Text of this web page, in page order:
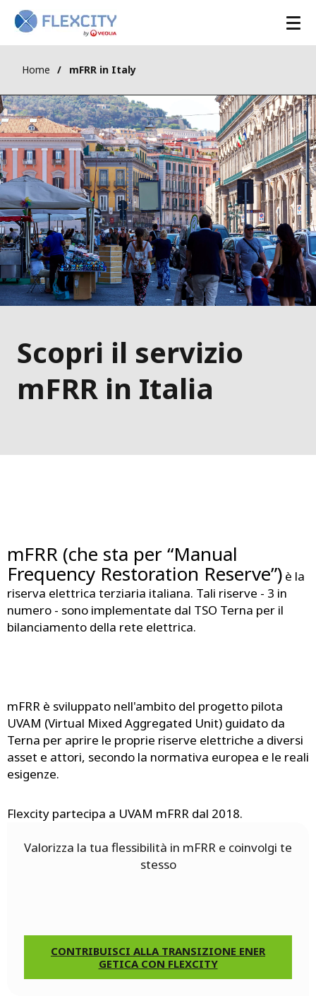
Home mFRR in Italy
Scopri il servizio
mFRR in Italia
mFRR (che sta per “Manual
Frequency Restoration Reserve”) è la
riserva elettrica terziaria italiana. Tali riserve - 3 in
numero - sono implementate dal TSO Terna per il
bilanciamento della rete elettrica.
mFRR è sviluppato nell'ambito del progetto pilota
UVAM (Virtual Mixed Aggregated Unit) guidato da
Terna per aprire le proprie riserve elettriche a diversi
asset e attori, secondo la normativa europea e le reali
esigenze.
Flexcity partecipa a UVAM mFRR dal 2018.
Valorizza la tua flessibilità in mFRR e coinvolgi te
stesso
CONTRIBUISCI ALLA TRANSIZIONE ENER
GETICA CON FLEXCITY